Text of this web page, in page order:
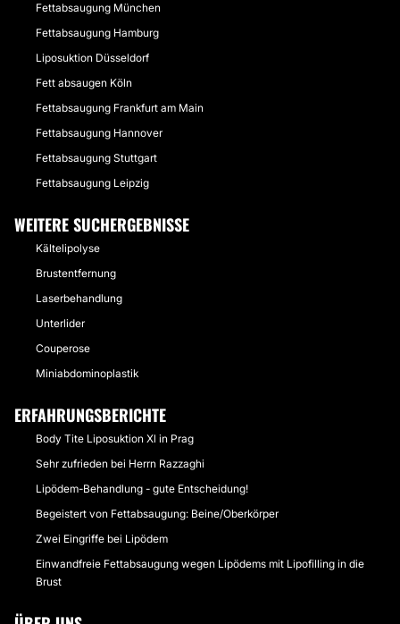
Fettabsaugung München
Fettabsaugung Hamburg
Liposuktion Düsseldorf
Fett absaugen Köln
Fettabsaugung Frankfurt am Main
Fettabsaugung Hannover
Fettabsaugung Stuttgart
Fettabsaugung Leipzig
WEITERE SUCHERGEBNISSE
Kältelipolyse
Brustentfernung
Laserbehandlung
Unterlider
Couperose
Miniabdominoplastik
ERFAHRUNGSBERICHTE
Body Tite Liposuktion Xl in Prag
Sehr zufrieden bei Herrn Razzaghi
Lipödem-Behandlung - gute Entscheidung!
Begeistert von Fettabsaugung: Beine/Oberkörper
Zwei Eingriffe bei Lipödem
Einwandfreie Fettabsaugung wegen Lipödems mit Lipofilling in die
Brust